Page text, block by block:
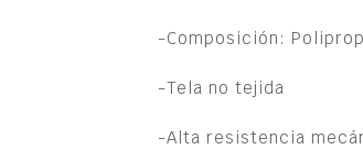
-Composición:
-Tela no tejida
-Alta resistencia